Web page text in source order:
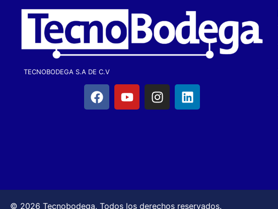
TECNOBODEGA S.A DE C.V
© 2026 Tecnobodega. Todos los derechos reservados.